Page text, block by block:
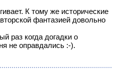
К тому же исторические
фантазией довольно
раз когда догадки о
не оправдались :-).